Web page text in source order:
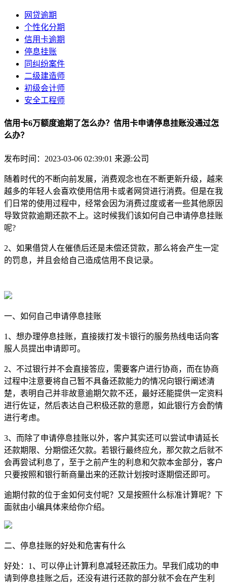
网贷逾期
个性化分期
信用卡逾期
停息挂账
同纠纷案件
二级建造师
初级会计师
安全工程师
信用卡6万额度逾期了怎么办？信用卡申请停息挂账没通过怎
么办？
发布时间：2023-03-06 02:39:01 来源:公司
随着时代的不断向前发展，消费观念也在不断更新升级，越来
越多的年轻人会喜欢使用信用卡或者网贷进行消费。但是在我
们日常的使用过程中，经常会因为消费过度或者一些其他原因
导致贷款逾期还款不上。这时候我们该如何自己申请停息挂账
呢?
2、如果借贷人在催债后还是未偿还贷款，那么将会产生一定
的罚息，并且会给自己造成信用不良记录。
一、如何自己申请停息挂账
1、想办理停息挂账，直接拨打发卡银行的服务热线电话向客
服人员提出申请即可。
2、不过银行并不会直接答应，需要客户进行协商，而在协商
过程中注意要将自己暂不具备还款能力的情况向银行阐述清
楚，表明自己并非故意逾期欠款不还，最好还能提供一定资料
进行佐证，然后表达自己积极还款的意愿，如此银行方会酌情
进行考虑。
3、而除了申请停息挂账以外，客户其实还可以尝试申请延长
还款期限、分期偿还欠款。若银行最终应允，那欠款之后就不
会再尝试利息了，至于之前产生的利息和欠款本金部分，客户
只要按照和银行新商量出来的还款计划按时逐期偿还即可。
逾期付款的位于金如何支付呢？又是按照什么标准计算呢？下
面就由小编具体来给你介绍。
二、停息挂账的好处和危害有什么
好处：1、可以停止计算利息减轻还款压力。早我们成功的申
请到停息挂账之后，还没有进行还款的部分就不会在产生利